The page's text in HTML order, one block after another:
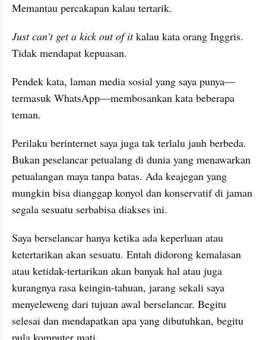
Memantau percakapan kalau tertarik.
Just can’t get a kick out of it kalau kata orang Inggris.
Tidak mendapat kepuasan.
Pendek kata, laman media sosial yang saya punya—
termasuk WhatsApp—membosankan kata beberapa
teman.
Perilaku berinternet saya juga tak terlalu jauh berbeda.
Bukan peselancar petualang di dunia yang menawarkan
petualangan maya tanpa batas. Ada keajegan yang
mungkin bisa dianggap konyol dan konservatif di jaman
segala sesuatu serbabisa diakses ini.
Saya berselancar hanya ketika ada keperluan atau
ketertarikan akan sesuatu. Entah didorong kemalasan
atau ketidak-tertarikan akan banyak hal atau juga
kurangnya rasa keingin-tahuan
menyeleweng dari tujuan awal berselancar. Begitu
selesai dan mendapatkan apa yang dibutuhkan, begitu
pula komputer mati.